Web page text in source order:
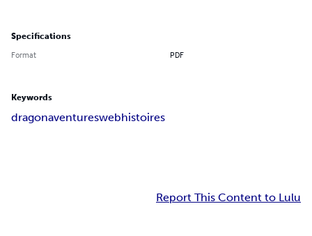
Specifications
Format PDF
Keywords
dragonaventureswebhistoires
Report This Content to Lulu